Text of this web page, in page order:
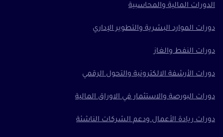
الدورات المالية والمحاسبية
دورات الموارد البشرية والتطوير الإداري
دورات النفط والغاز
دورات الأرشفة الالكترونية والتحول الرقمي
دورات البورصة والاستثمار في الاوراق المالية
دورات ريادة الأعمال ودعم الشركات الناشئة